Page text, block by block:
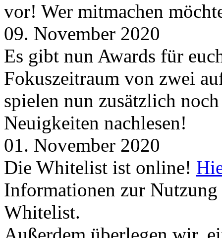
vor! Wer mitmachen
09. November 2020
Es gibt nun Awards für
Fokuszeitraum von zwei
spielen nun zusätzlich
Neuigkeiten nachlesen!
01. November 2020
Die Whitelist ist online!
Informationen zur
Whitelist.